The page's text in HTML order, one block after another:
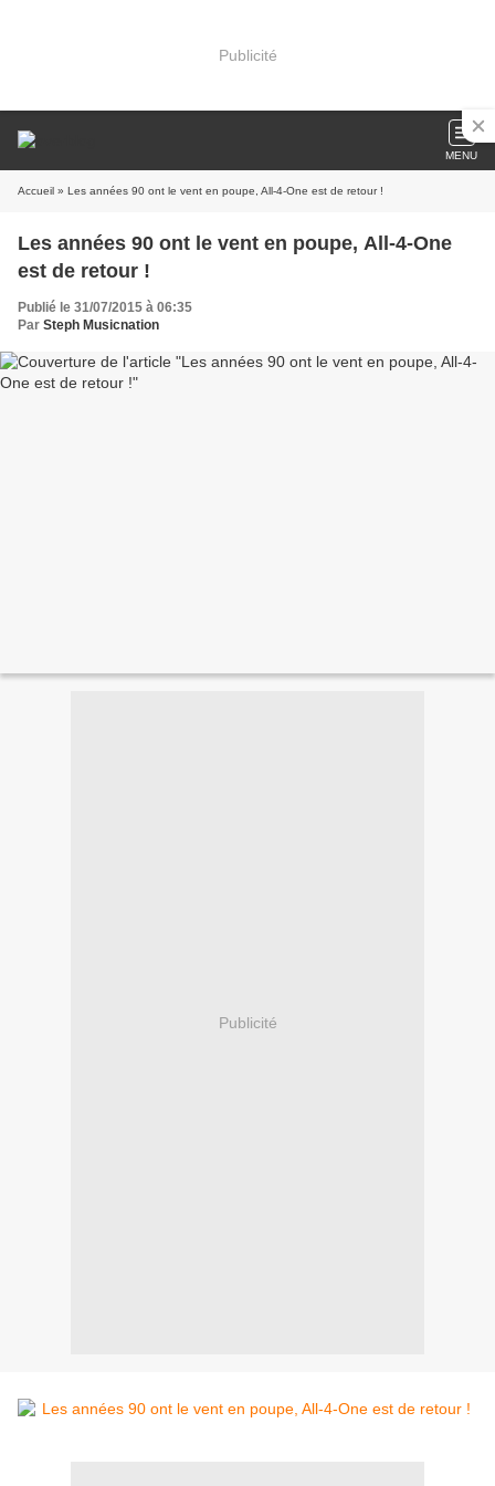
Publicité
MENU
Accueil » Les années 90 ont le vent en poupe, All-4-One est de retour !
Les années 90 ont le vent en poupe, All-4-One
est de retour !
Publié le 31/07/2015 à 06:35
Par Steph Musicnation
Publicité